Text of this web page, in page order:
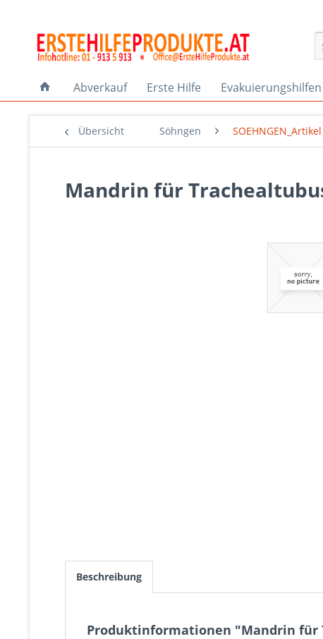
Abverkauf Erste Hilfe Evakuierungshilfen
Übersicht Söhngen SOEHNGEN_Artikel
Mandrin für
Beschreibung
Produktinformationen "Mandrin für